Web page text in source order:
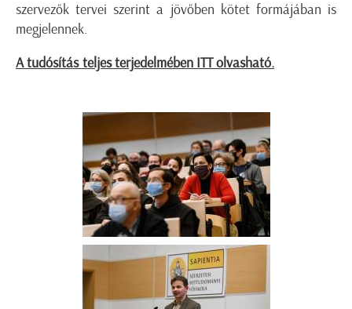
szervezők tervei szerint a jövőben kötet formájában is
megjelennek.
A tudósítás teljes terjedelmében ITT olvasható.